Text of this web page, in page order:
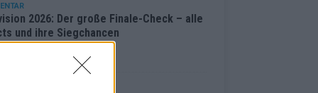
2026: Der große Finale-Check – alle
und ihre Siegchancen